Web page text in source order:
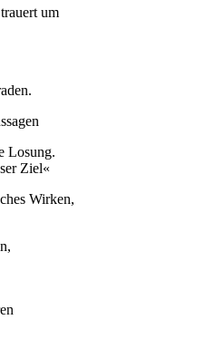
um
Losung.
Ziel«
Wirken,